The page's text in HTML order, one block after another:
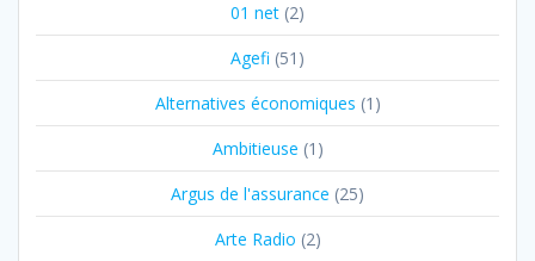
01 net (2)
Agefi (51)
Alternatives économiques (1)
Ambitieuse (1)
Argus de l'assurance (25)
Arte Radio (2)